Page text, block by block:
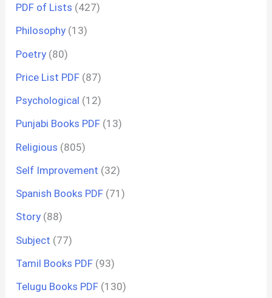
PDF of Lists (427)
Philosophy (13)
Poetry (80)
Price List PDF (87)
Psychological (12)
Punjabi Books PDF (13)
Religious (805)
Self Improvement (32)
Spanish Books PDF (71)
Story (88)
Subject (77)
Tamil Books PDF (93)
Telugu Books PDF (130)